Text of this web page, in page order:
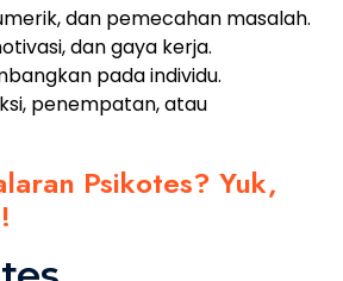
dan pemecahan masalah.
dan gaya kerja.
pada individu.
penempatan, atau
Psikotes? Yuk,